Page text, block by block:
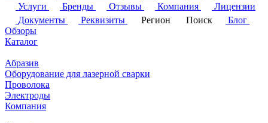
Услуги
Бренды Отзывы Компания
Лицензии
Документы
Реквизиты Регион Поиск
Блог
Обзоры
Каталог
Абразив
Оборудование для лазерной сварки
Проволока
Электроды
Компания